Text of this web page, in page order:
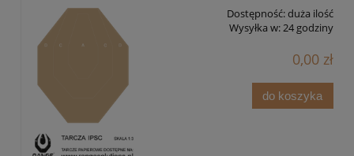
Dostępność:duża ilość
Wysyłka w:24 godziny
0,00 zł
do koszyka